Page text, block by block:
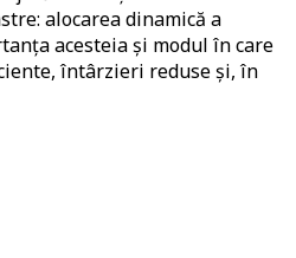
alocarea dinamică a
acesteia și modul în care
întârzieri reduse și, în